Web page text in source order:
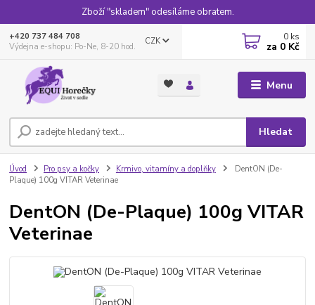
Zboží "skladem" odesíláme obratem.
Menu
CZK
Hledat
+420 737 484 708
Výdejna e-shopu: Po-Ne, 8-20 hod.
0 ks
za 0 Kč
Úvod Pro psy a kočky Krmivo, vitamíny a doplňky
DentON (De-
Plaque) 100g VITAR Veterinae
DentON (De-Plaque) 100g VITAR
Veterinae